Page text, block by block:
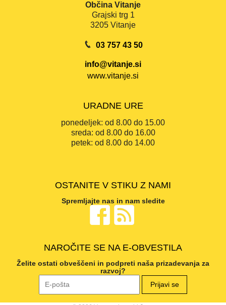
Občina Vitanje
Grajski trg 1
3205 Vitanje
03 757 43 50
info@vitanje.si
www.vitanje.si
URADNE URE
ponedeljek: od 8.00 do 15.00
sreda: od 8.00 do 16.00
petek: od 8.00 do 14.00
OSTANITE V STIKU Z NAMI
Spremljajte nas in nam sledite
NAROČITE SE NA E-OBVESTILA
Želite ostati obveščeni in podpreti naša prizadevanja za
razvoj?